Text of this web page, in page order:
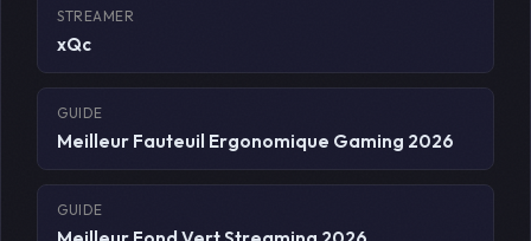
STREAMER
xQc
GUIDE
Meilleur Fauteuil Ergonomique Gaming 2026
GUIDE